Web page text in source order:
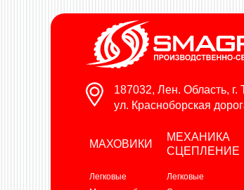
187032, Лен. Область, г.
ул. Красноборская
МАХОВИКИ
Легковые
МЕХАНИКА
СЦЕПЛЕНИЕ
Легковые